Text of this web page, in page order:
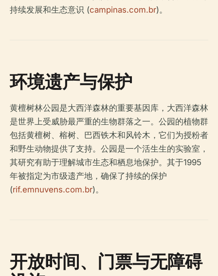
持续发展和生态意识 (campinas.com.br)。
环境遗产与保护
黄檀树林公园是大西洋森林的重要基因库，大西洋森林
是世界上受威胁最严重的生物群落之一。公园的植物群
包括黄檀树、榕树、巴西铁木和风铃木，它们为授粉者
和野生动物提供了支持。公园是一个活生生的实验室，
其研究有助于理解城市生态和栖息地保护。其于1995
年被指定为市级遗产地，确保了持续的保护
(rif.emnuvens.com.br)。
开放时间、门票与无障碍